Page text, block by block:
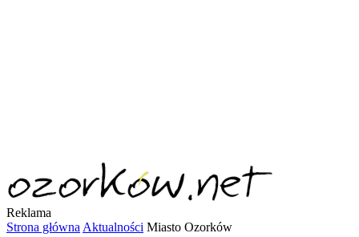
Reklama
Strona główna Aktualności Miasto Ozorków